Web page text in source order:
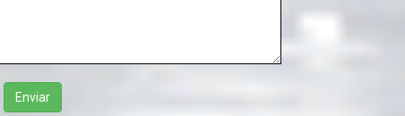
Enviar